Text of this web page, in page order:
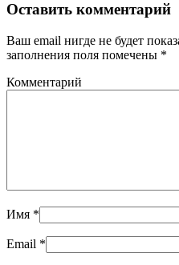
Оставить комментарий
Ваш email нигде не будет
заполнения поля помечены *
Комментарий
Имя *
Email *